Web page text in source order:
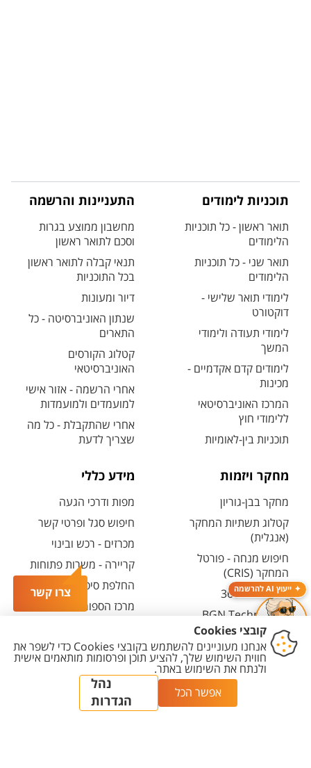
צרו קשר ייעוץ AI להרשמה
תוכניות לימודים
תואר ראשון - כל תוכניות
הלימודים
תואר שני - כל תוכניות
הלימודים
לימודי תואר שלישי -
דוקטורט
לימודי תעודה ולימודי
המשך
לימודים קדם אקדמיים -
מכינות
המרכז האוניברסיטאי
ללימודי חוץ
תוכניות בין-לאומיות
התעניינות והרשמה
מחשבון ממוצע בגרות
וסכם לתואר ראשון
תנאי קבלה לתואר ראשון
בכל התוכניות
דיור ומעונות
שנתון האוניברסיטה - כל
התארים
קטלוג הקורסים
האוניברסיטאי
אחרי הרשמה - אזור אישי
למועמדים ולמועמדות
אחרי שהתקבלת - כל מה
שצריך לדעת
מחקר ויזמות
מחקר בבן-גוריון
קטלוג תשתיות המחקר
(אנגלית)
חיפוש מנחה - פורטל
המחקר (CRIS)
מרכז יזמות 360
BGN Technology
Transfer
פארק ההייטק
משרות אקדמיות
מידע כללי
מפות ודרכי הגעה
חיפוש סגל ופרטי קשר
מכרזים - רכש ובינוי
קריירה - משרות פתוחות
החלפת סיסמה ארגונית
מרכז הספורט והנופש
חירום